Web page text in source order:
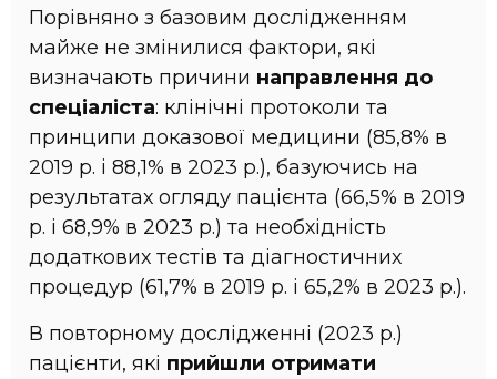
Порівняно з базовим дослідженням
майже не змінилися фактори, які
визначають причини направлення до
спеціаліста: клінічні протоколи та
принципи доказової медицини (85,8% в
2019 р. і 88,1% в 2023 р.), базуючись на
результатах огляду пацієнта (66,5% в 2019
р. і 68,9% в 2023 р.) та необхідність
додаткових тестів та діагностичних
процедур (61,7% в 2019 р. і 65,2% в 2023 р.).
В повторному дослідженні (2023 р.)
пацієнти, які прийшли отримати